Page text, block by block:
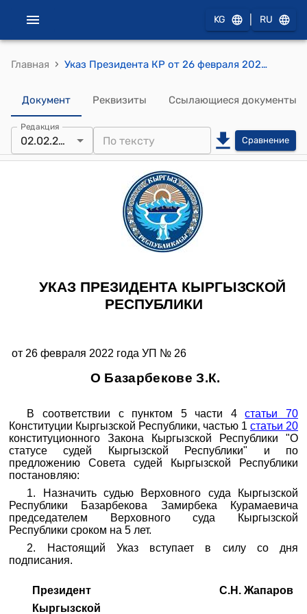
KG RU
Главная › Указ Президента КР от 26 февраля 2022 года УП № 26 "О Базарбекове З.К."
Документ Реквизиты Ссылающиеся документы
Редакция
02.02.2022 Сравнение